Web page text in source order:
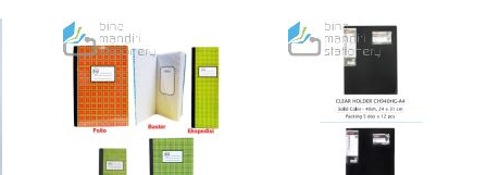
WISH
LIST
COMPARE
LIST